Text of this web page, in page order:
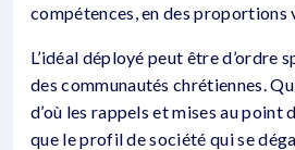
compétences, en des proportions
L’idéal déployé peut être d’ordre
des communautés chrétiennes.
d’où les rappels et mises au point
que le profil de société qui se